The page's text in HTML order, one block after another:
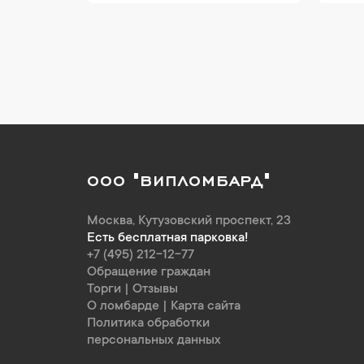
ООО "ВИПЛОМБАРД"
Москва, Кутузовский проспект, 23
Есть бесплатная парковка!
+7 (495) 212-12-77
Обращение граждан
Торги
Отзывы
О ломбарде
Карта сайта
Политика обработки
персональных данных